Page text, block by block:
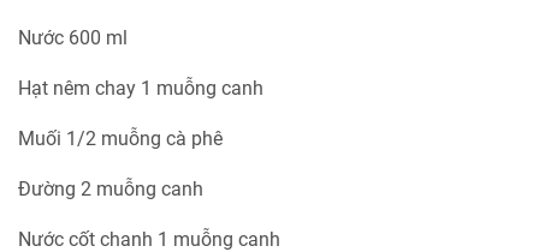
Nước 600 ml
Hạt nêm chay 1 muỗng canh
Muối 1/2 muỗng cà phê
Đường 2 muỗng canh
Nước cốt chanh 1 muỗng canh